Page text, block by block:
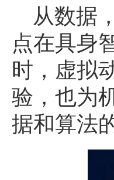
从数据
点在具身
时，虚拟
验，也为
据和算法